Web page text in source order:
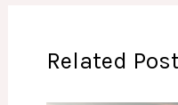
Related